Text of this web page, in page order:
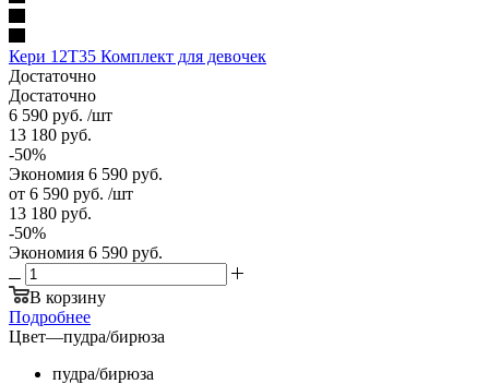
Кери 12Т35 Комплект для девочек
Достаточно
Достаточно
6 590 руб. /шт
13 180 руб.
-50%
Экономия 6 590 руб.
от 6 590 руб. /шт
13 180 руб.
-50%
Экономия 6 590 руб.
В корзину
Подробнее
Цвет—пудра/бирюза
пудра/бирюза